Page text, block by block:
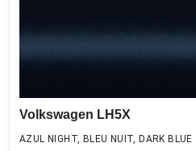
Volkswagen LH5X
AZUL NIGHT, BLEU NUIT, DARK BLUE